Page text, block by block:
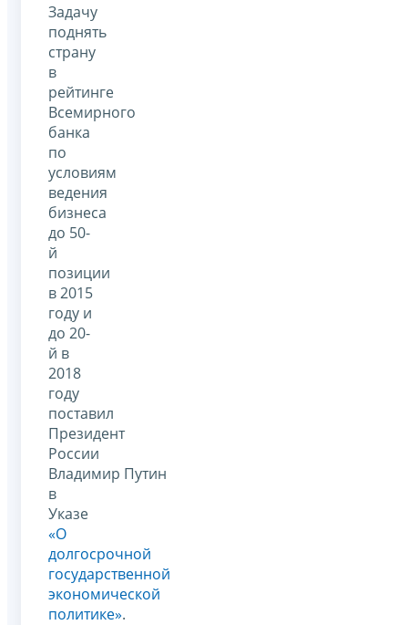
Задачу
поднять
страну
в
рейтинге
Всемирного
банка
по
условиям
ведения
бизнеса
до 50-
й
позиции
в 2015
году и
до 20-
й в
2018
году
поставил
Президент
России
Владимир Путин
в
Указе
«О
долгосрочной
государственной
экономической
политике».